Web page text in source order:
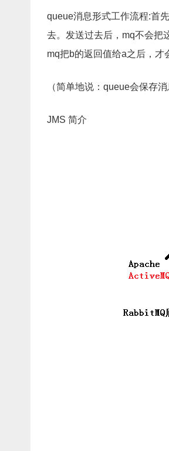
queue消息形式工作流程:首
去。发送过去后，mq不会把
mq把b的返回值给a之后，才
（简单地说：queue会保存
JMS 简介